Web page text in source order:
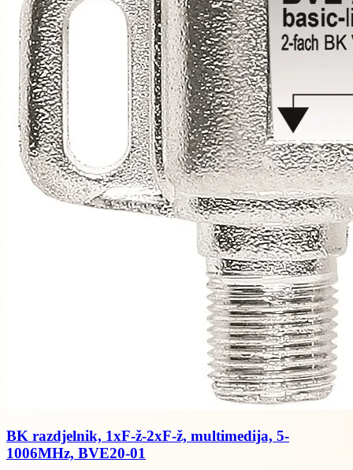
BK razdjelnik, 1xF-ž-2xF-ž, multimedija, 5-
1006MHz, BVE20-01